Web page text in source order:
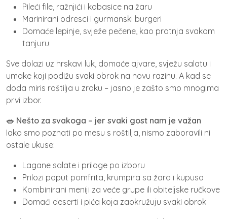
Pileći file, ražnjići i kobasice na žaru
Marinirani odresci i gurmanski burgeri
Domaće lepinje, svježe pečene, kao pratnja svakom
tanjuru
Sve dolazi uz hrskavi luk, domaće ajvare, svježu salatu i
umake koji podižu svaki obrok na novu razinu. A kad se
doda miris roštilja u zraku – jasno je zašto smo mnogima
prvi izbor.
🥗 Nešto za svakoga – jer svaki gost nam je važan
Iako smo poznati po mesu s roštilja, nismo zaboravili ni
ostale ukuse:
Lagane salate i priloge po izboru
Prilozi poput pomfrita, krumpira sa žara i kupusa
Kombinirani meniji za veće grupe ili obiteljske ručkove
Domaći deserti i pića koja zaokružuju svaki obrok